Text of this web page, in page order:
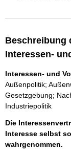
Beschreibung
Interessen-
Interessen- und
Außenpolitik;
Gesetzgebung;
Industriepolitik
Die
Interesse selbst
wahrgenommen.